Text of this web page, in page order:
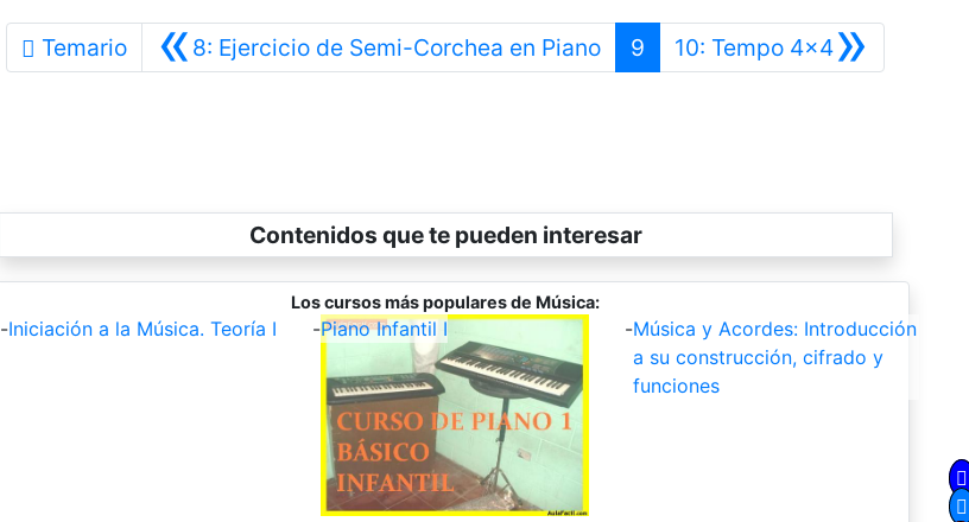
Temario «8: Ejercicio de Semi-Corchea en PianoAnterior
9 »
10: Tempo 4x4Siguiente
Contenidos que te pueden interesar
Los cursos más populares de Música:
-Iniciación a la Música. Teoría I -Piano Infantil I -Música y Acordes: Introducción
a su construcción, cifrado y
funciones